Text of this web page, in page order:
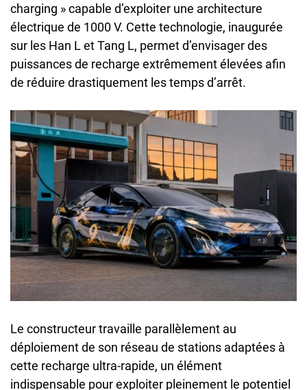
charging » capable d’exploiter une architecture
électrique de 1000 V. Cette technologie, inaugurée
sur les Han L et Tang L, permet d’envisager des
puissances de recharge extrêmement élevées afin
de réduire drastiquement les temps d’arrêt.
Le constructeur travaille parallèlement au
déploiement de son réseau de stations adaptées à
cette recharge ultra-rapide, un élément
indispensable pour exploiter pleinement le potentiel